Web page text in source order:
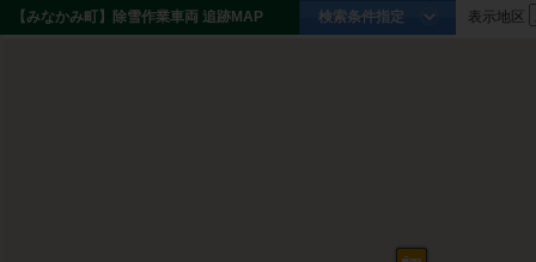
【みなかみ町】除雪作業車両 追跡MAP 検索条件指定 表示地区